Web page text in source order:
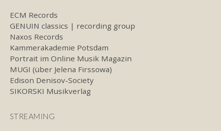
ECM Records
GENUIN classics | recording group
Naxos Records
Kammerakademie Potsdam
Portrait im Online Musik Magazin
MUGI (über Jelena Firssowa)
Edison Denisov-Society
SIKORSKI Musikverlag
STREAMING